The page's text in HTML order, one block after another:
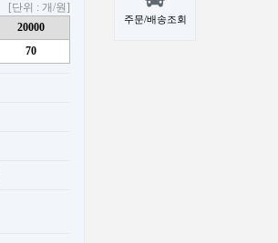
주문/배송조회
[단위 : 개/원]
20000
70